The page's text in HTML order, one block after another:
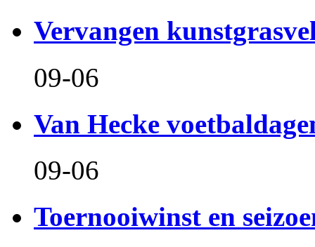
Vervangen
09-06
Van Hecke
09-06
Toernooiwinst en